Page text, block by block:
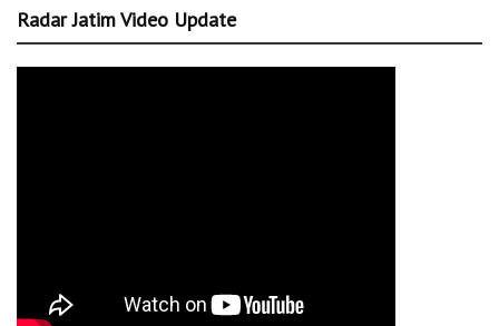
Radar Jatim Video Update